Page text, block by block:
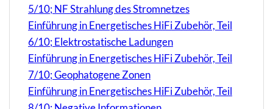
5/10; NF Strahlung des Stromnetzes
Einführung in Energetisches HiFi Zubehör, Teil
6/10; Elektrostatische Ladungen
Einführung in Energetisches HiFi Zubehör, Teil
7/10; Geophatogene Zonen
Einführung in Energetisches HiFi Zubehör, Teil